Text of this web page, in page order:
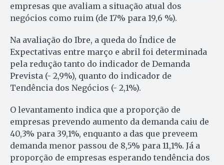
empresas que avaliam a situação atual dos
negócios como ruim (de 17% para 19,6 %).
Na avaliação do Ibre, a queda do Índice de
Expectativas entre março e abril foi determinada
pela redução tanto do indicador de Demanda
Prevista (- 2,9%), quanto do indicador de
Tendência dos Negócios (- 2,1%).
O levantamento indica que a proporção de
empresas prevendo aumento da demanda caiu de
40,3% para 39,1%, enquanto a das que preveem
demanda menor passou de 8,5% para 11,1%. Já a
proporção de empresas esperando tendência dos